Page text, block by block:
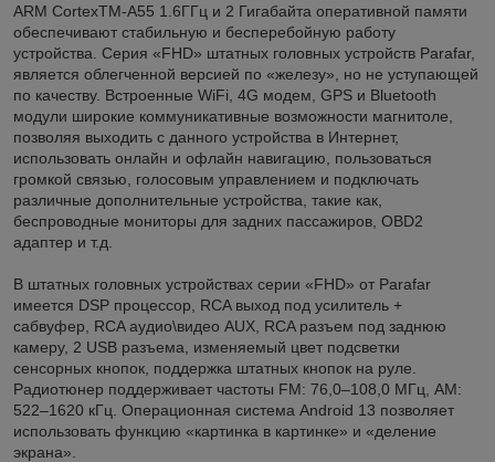
ARM CortexTM-A55 1.6ГГц и 2 Гигабайта оперативной памяти
обеспечивают стабильную и бесперебойную работу
устройства. Серия «FHD» штатных головных устройств Parafar,
является облегченной версией по «железу», но не уступающей
по качеству. Встроенные WiFi, 4G модем, GPS и Bluetooth
модули широкие коммуникативные возможности магнитоле,
позволяя выходить с данного устройства в Интернет,
использовать онлайн и офлайн навигацию, пользоваться
громкой связью, голосовым управлением и подключать
различные дополнительные устройства, такие как,
беспроводные мониторы для задних пассажиров, OBD2
адаптер и т.д.
В штатных головных устройствах серии «FHD» от Parafar
имеется DSP процессор, RCA выход под усилитель +
сабвуфер, RCA аудио\видео AUX, RCA разъем под заднюю
камеру, 2 USB разъема, изменяемый цвет подсветки
сенсорных кнопок, поддержка штатных кнопок на руле.
Радиотюнер поддерживает частоты FM: 76,0–108,0 МГц, AM:
522–1620 кГц. Операционная система Android 13 позволяет
использовать функцию «картинка в картинке» и «деление
экрана».